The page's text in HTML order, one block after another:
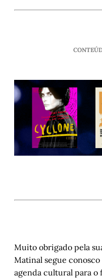
Muito obrigado pela
Matinal segue
agenda cultural para o